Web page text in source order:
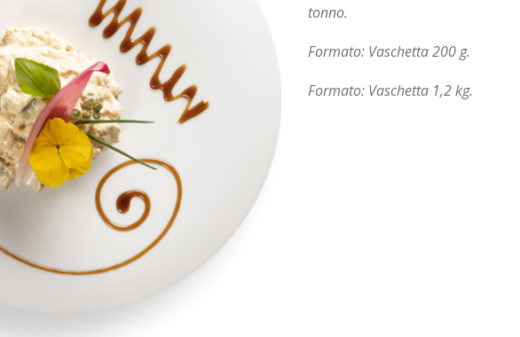
tonno.
Formato: Vaschetta 200 g.
Formato: Vaschetta 1,2 kg.